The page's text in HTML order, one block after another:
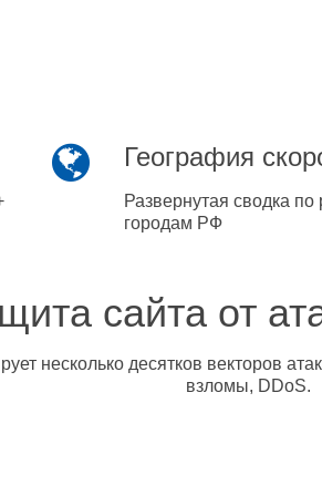
География
Развернутая сводка по
городам РФ
сайта от
несколько десятков векторов
взломы, DDoS.